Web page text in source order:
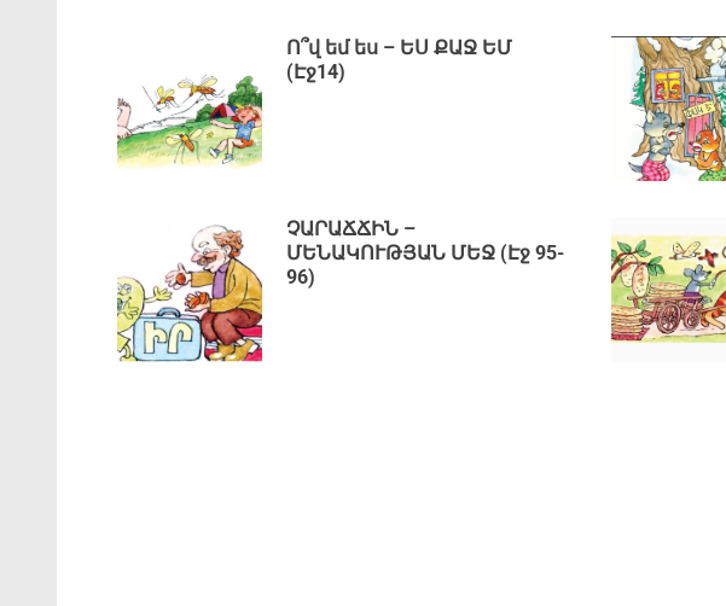
Ո՞վ եմ ես – ԵՍ ՔԱՋ ԵՄ
(Էջ14)
ՉԱՐԱՃՃԻՆ –
ՄԵՆԱԿՈՒԹՅԱՆ ՄԵՋ (Էջ 95-
96)